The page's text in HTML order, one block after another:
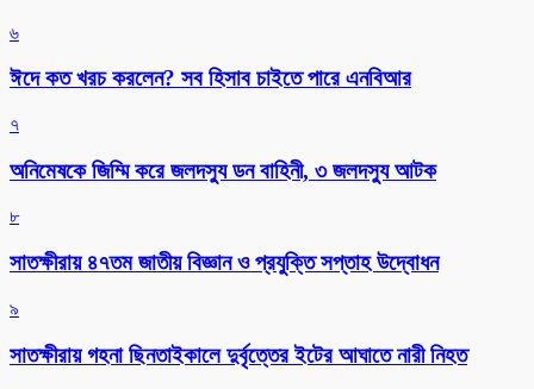
৬
ঈদে কত খরচ করলেন? সব হিসাব চাইতে পারে এনবিআর
৭
অনিমেষকে জিম্মি করে জলদস্যু ডন বাহিনী, ৩ জলদস্যু আটক
৮
সাতক্ষীরায় ৪৭তম জাতীয় বিজ্ঞান ও প্রযুক্তি সপ্তাহ উদ্বোধন
৯
সাতক্ষীরায় গহনা ছিনতাইকালে দুর্বৃত্তের ইটের আঘাতে নারী নিহত